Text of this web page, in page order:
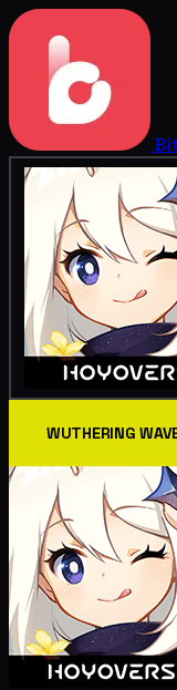
WUTHERING